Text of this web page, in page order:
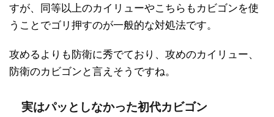
すが、同等以上のカイリューやこちらもカビゴンを使
うことでゴリ押すのが一般的な対処法です。
攻めるよりも防衛に秀でており、攻めのカイリュー、
防衛のカビゴンと言えそうですね。
実はパッとしなかった初代カビゴン